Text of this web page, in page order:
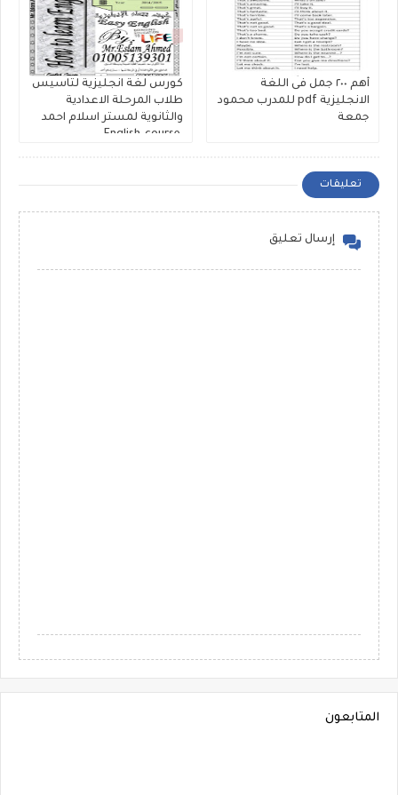
أهم ٢٠٠ جمل فى اللغة
الانجليزية pdf للمدرب محمود
جمعة
كورس لغة انجليزية لتاسيس
طلاب المرحلة الاعدادية
والثانوية لمستر اسلام احمد
تعليقات
إرسال تعليق
المتابعون